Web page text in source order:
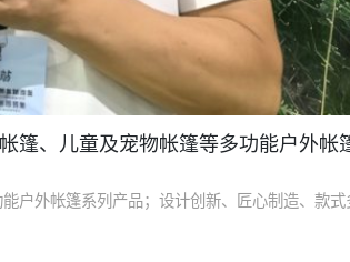
篷、儿童及宠物帐篷等多功能户外帐
户外帐篷系列产品；设计创新、匠心制造、款